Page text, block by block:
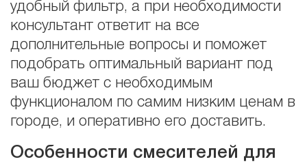
удобный фильтр, а при необходимости
консультант ответит на все
дополнительные вопросы и поможет
подобрать оптимальный вариант под
ваш бюджет с необходимым
функционалом по самим низким ценам в
городе, и оперативно его доставить.
Особенности смесителей для